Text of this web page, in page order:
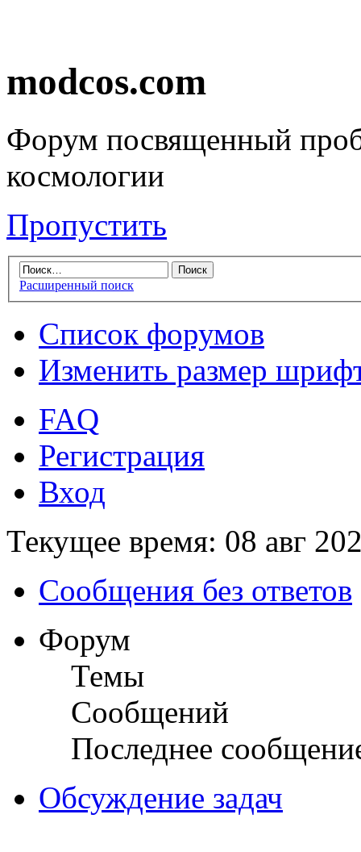
modcos.com
Форум посвященный
космологии
Пропустить
Расширенный поиск
Список форумов
Изменить размер
FAQ
Регистрация
Вход
Текущее время: 08 авг
Сообщения без ответов
Форум
Темы
Сообщений
Последнее
Обсуждение задач